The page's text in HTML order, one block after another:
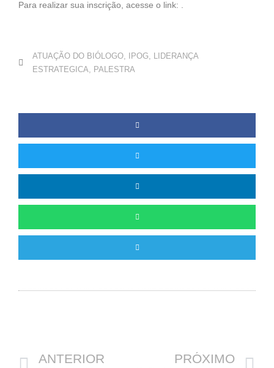
Para realizar sua inscrição, acesse o link: .
ATUAÇÃO DO BIÓLOGO, IPOG, LIDERANÇA
ESTRATEGICA, PALESTRA
ANTERIOR PRÓXIMO